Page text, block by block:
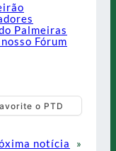
Palmeiras
Fórum
o PTD
notícia
»